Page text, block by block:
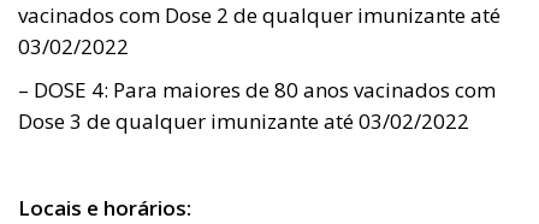
vacinados com Dose 2 de qualquer imunizante até
03/02/2022
– DOSE 4: Para maiores de 80 anos vacinados com
Dose 3 de qualquer imunizante até 03/02/2022
Locais e horários: